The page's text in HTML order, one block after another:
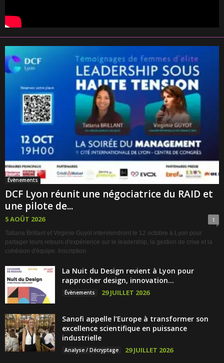
Évènements
DCF Lyon réunit une négociatrice du RAID et
une pilote de...
5 AOÛT 2026 1
Tatiana Brillant et Virginie Guyot interviendront le 12 octobre à Lyon pour
partager leurs retours d'expérience sur le leadership, la gestion de crise et la
cohésion d'équipe. Inscription
La Nuit du Design revient à Lyon pour
rapprocher design, innovation...
Évènements 29 JUILLET 2026
Sanofi appelle l’Europe à transformer son
excellence scientifique en puissance
industrielle
Analyse / Décryptage 29 JUILLET 2026